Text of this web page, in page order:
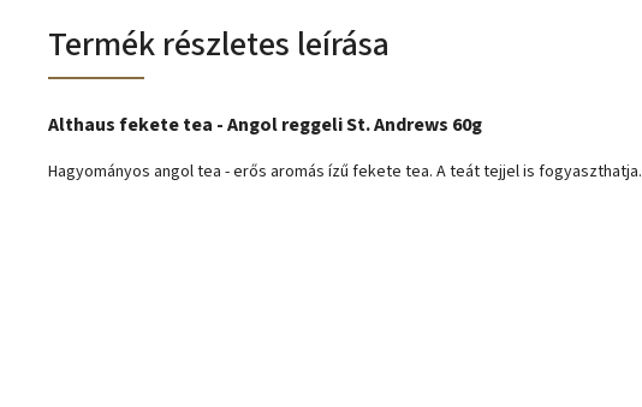
Termék részletes leírása
Althaus fekete tea - Angol reggeli St. Andrews 60g
Hagyományos angol tea - erős aromás ízű fekete tea. A teát tejjel is fogyaszthatja.